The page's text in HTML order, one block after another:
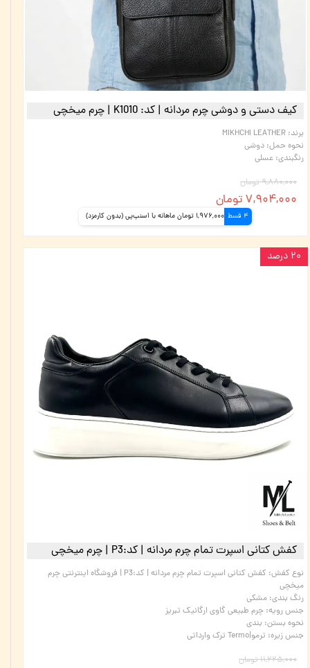
کیف دستی و دوشی چرم مردانه | کد‌:‌ K1010 | چرم میخچی
برند:
MIKHCHI LEATHER
نحوه حمل: دوشی
رنگبندی: عسلی
۹,۸۸۰,۰۰۰ تومان
۷,۹۰۴,۰۰۰ تومان
4 قسط 1,976,000 تومان ماهانه با اسنپ‌پی (بدون کارمزد)
کفش کتانی اسپرت تمام چرم مردانه | کد:P3 | چرم میخچی
نوع کفش:
کفش کتانی اسپرت تمام چرم مردانه | کد:P3 | فروشگاه اینترنتی چرم
میخچی
رنگ بندی: مشکی
جنس رویه: چرم طبیعی گاوی ارگانیک تبریز
نحوه بستن: بندی
جنس زیره: ترمو|Termo ترک وارداتی
۱۱,۲۲۵,۰۰۰ تومان
۲۰ درصد